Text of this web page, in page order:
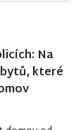
Na
které